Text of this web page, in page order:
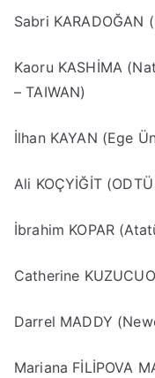
Sabri KARADOĞAN
Kaoru KASHİMA
– TAIWAN)
İlhan KAYAN (Ege
Ali KOÇYİĞİT
İbrahim KOPAR
Catherine
Darrel MADDY
Mariana FİLİPOVA